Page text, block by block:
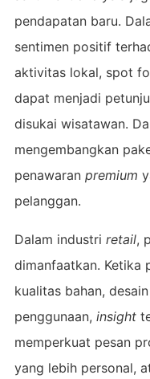
pendapatan baru.
sentimen positif
aktivitas lokal, spot
dapat menjadi
disukai wisatawan.
mengembangkan
penawaran premium
pelanggan.
Dalam industri retail,
dimanfaatkan. Ketika
kualitas bahan,
penggunaan, insight
memperkuat pesan
yang lebih personal,